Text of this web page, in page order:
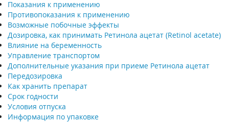
Показания к применению
Противопоказания к применению
Возможные побочные эффекты
Дозировка, как принимать Ретинола ацетат (Retinol acetate)
Влияние на беременность
Управление транспортом
Дополнительные указания при приеме Ретинола ацетат
Передозировка
Как хранить препарат
Срок годности
Условия отпуска
Информация по упаковке